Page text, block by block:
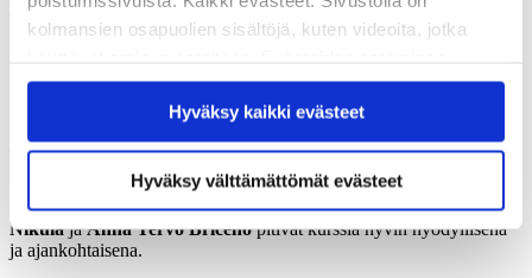
kolmansien osapuolien sisältöjä, kuten videoita, jotka
saattaa estää näiden sisältöjen näkymisen.
Hyväksymällä kaikki evästeet varmistat, että kaikki
sisältö on käytettävissäsi.
Hyväksy kaikki evästeet
Hyväksy välttämättömät evästeet
Tekoälyä käytettiin lisäksi tekstin analysointiin ja sanaston
harjoitteluun. Opiskelijat toivat kurssille jonkin vaikeaksi kokemansa
etsimään siitä viisi sanaa, jotka ovat keskeisiä tekstin
Tekoälyn käyttö motivoi opiskelijoita
Kurssille osallistuneet, koulunkäyntiavustajana toimivatElena
NikulajaAnna Tervo Briceñopitivät kurssia hyvin hyödyllisenä
ja ajankohtaisena.